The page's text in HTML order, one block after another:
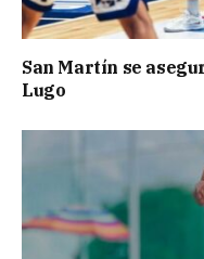
San Martín se
Lugo